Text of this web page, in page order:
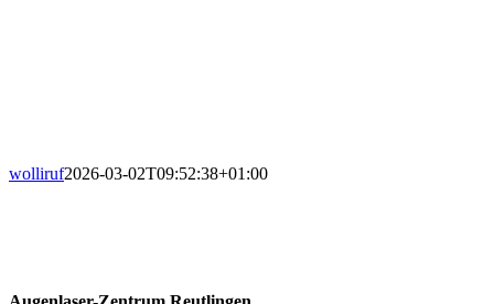
wolliruf2026-03-02T09:52:38+01:00